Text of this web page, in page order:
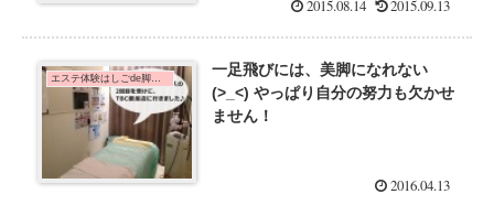
2015.08.14 2015.09.13
エステ体験はしごde脚痩せダイエット！
一足飛びには、美脚になれない
(>_<) やっぱり自分の努力も欠かせ
ません！
2016.04.13